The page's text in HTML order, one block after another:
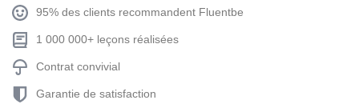
95% des clients recommandent Fluentbe
1 000 000+ leçons réalisées
Contrat convivial
Garantie de satisfaction